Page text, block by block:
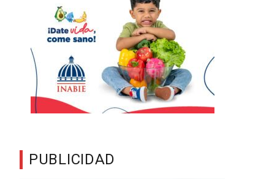
PUBLICIDAD